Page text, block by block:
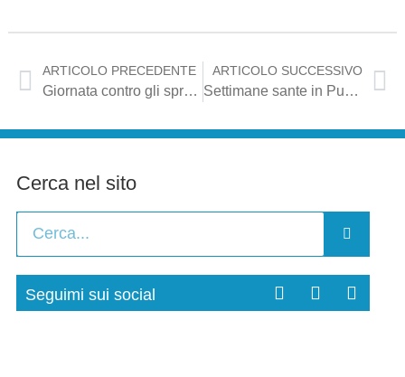
ARTICOLO PRECEDENTE
Giornata contro gli sprechi alimentari, Mennea: “Legge ormai operativa in Puglia, in arrivo una piattaforma telematica”
ARTICOLO SUCCESSIVO
Settimane sante in Puglia, Mennea: “Legge approvata dal Consiglio per valorizzarle tutte”
Cerca nel sito
Seguimi sui social